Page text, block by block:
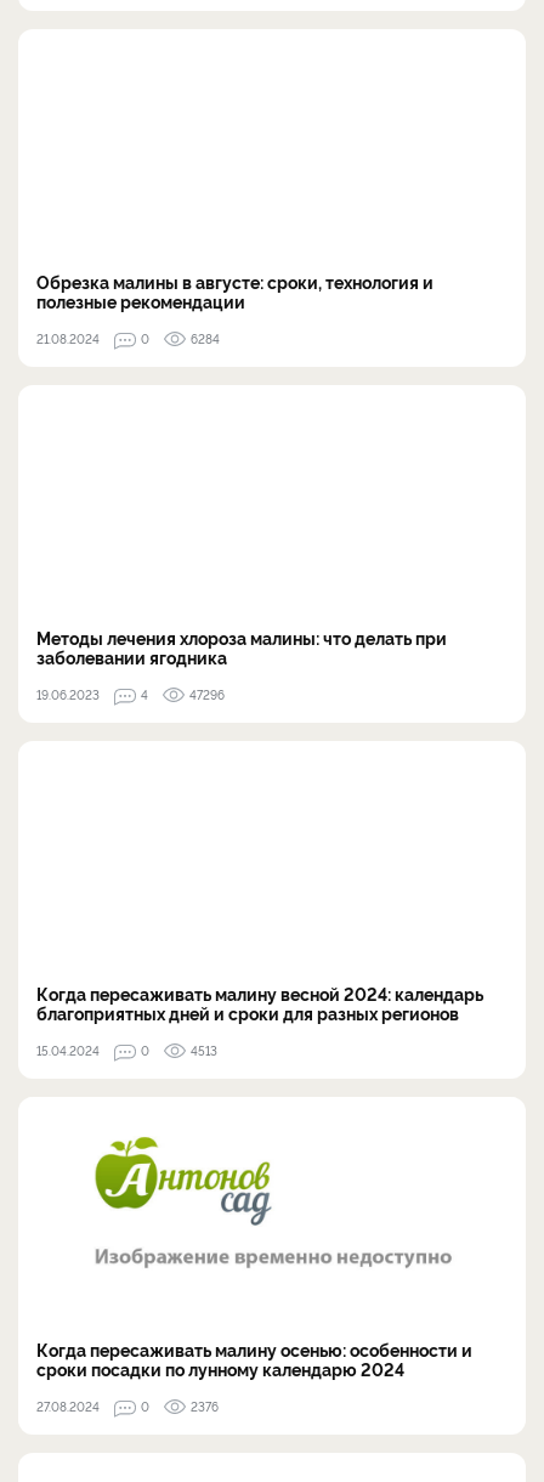
Обрезка малины в августе: сроки, технология и
полезные рекомендации
21.08.2024 0 6284
Методы лечения хлороза малины: что делать при
заболевании ягодника
19.06.2023 4 47296
Когда пересаживать малину весной 2024: календарь
благоприятных дней и сроки для разных регионов
15.04.2024 0 4513
Когда пересаживать малину осенью: особенности и
сроки посадки по лунному календарю 2024
27.08.2024 0 2376